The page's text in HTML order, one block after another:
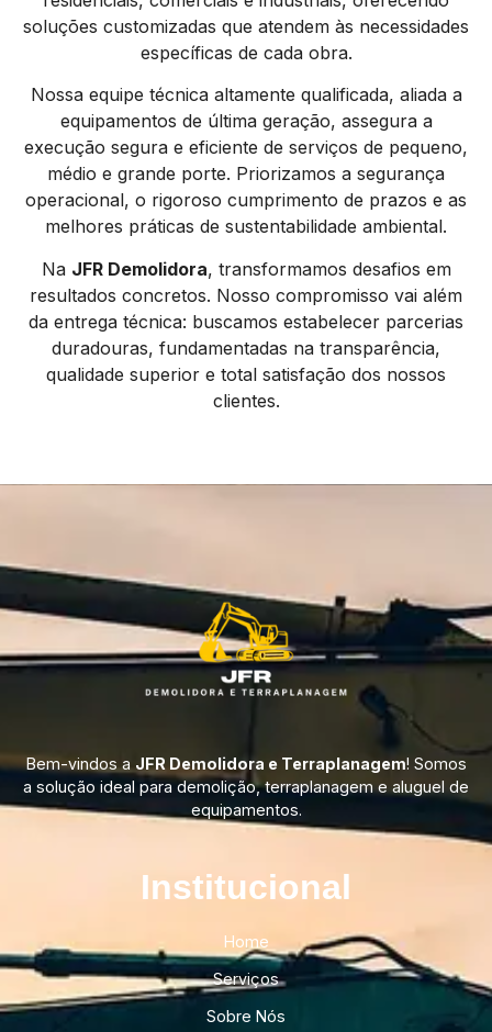
soluções customizadas que atendem às necessidades
específicas de cada obra.
Nossa equipe técnica altamente qualificada, aliada a
equipamentos de última geração, assegura a
execução segura e eficiente de serviços de pequeno,
médio e grande porte. Priorizamos a segurança
operacional, o rigoroso cumprimento de prazos e as
melhores práticas de sustentabilidade ambiental.
Na JFR Demolidora, transformamos desafios em
resultados concretos. Nosso compromisso vai além
da entrega técnica: buscamos estabelecer parcerias
duradouras, fundamentadas na transparência,
qualidade superior e total satisfação dos nossos
clientes.
Bem-vindos a JFR Demolidora e Terraplanagem! Somos
a solução ideal para demolição, terraplanagem e aluguel de
equipamentos.
Institucional​
Home
Serviços
Sobre Nós